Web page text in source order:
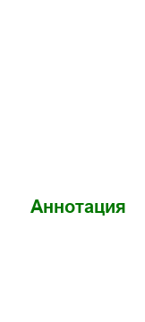
Аннотация